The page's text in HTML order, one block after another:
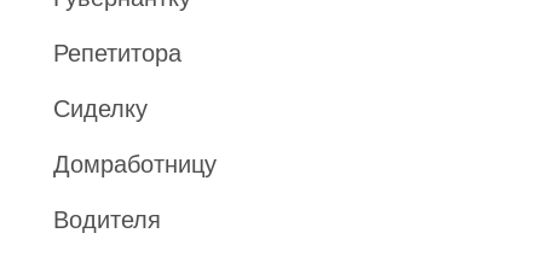
Репетитора
Сиделку
Домработницу
Водителя